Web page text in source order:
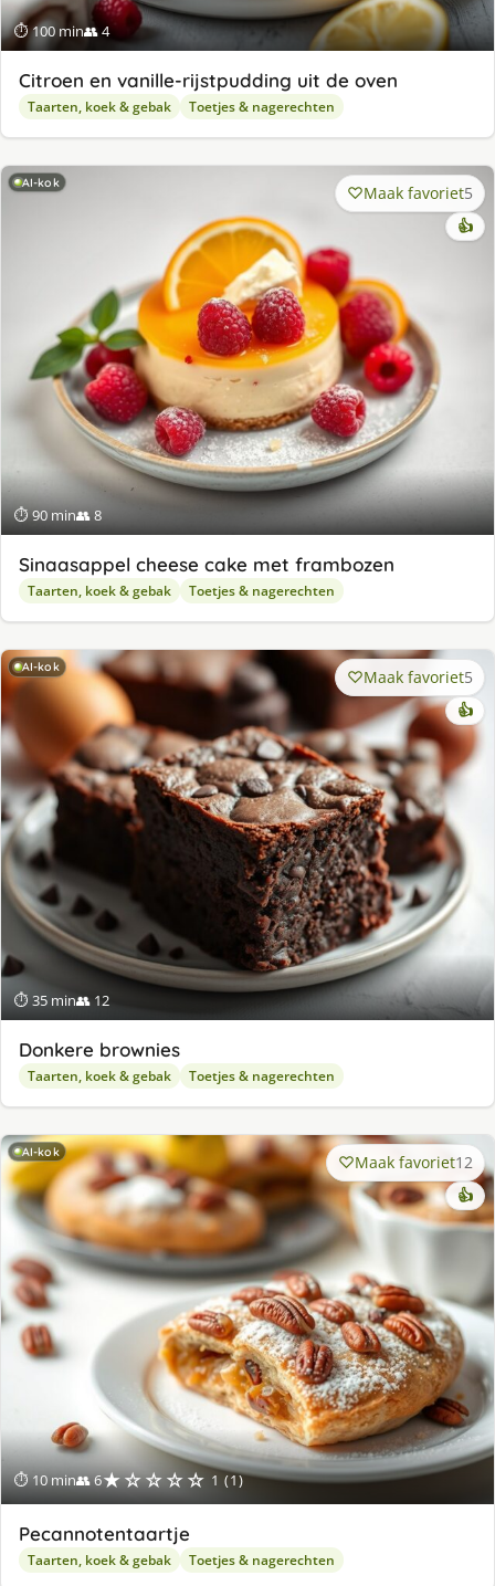
⏱ 100 min👥 4
Citroen en vanille-rijstpudding uit de oven
Taarten, koek & gebak Toetjes & nagerechten
AI-kok
⏱ 90 min👥 8
Maak favoriet5
👍
Sinaasappel cheese cake met frambozen
Taarten, koek & gebak Toetjes & nagerechten
AI-kok
⏱ 35 min👥 12
Maak favoriet5
👍
Donkere brownies
Taarten, koek & gebak Toetjes & nagerechten
AI-kok
⏱ 10 min👥 6★☆☆☆☆ 1 (1)
Maak favoriet12
👍
Pecannotentaartje
Taarten, koek & gebak Toetjes & nagerechten